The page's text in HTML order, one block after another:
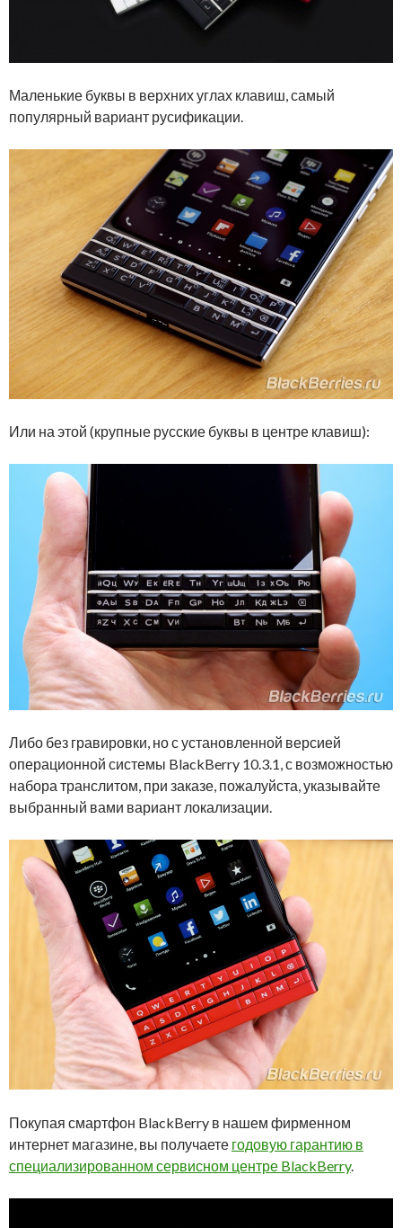
Маленькие буквы в верхних углах клавиш, самый
популярный вариант русификации.
Или на этой (крупные русские буквы в центре клавиш):
Либо без гравировки, но с установленной версией
операционной системы BlackBerry 10.3.1, с возможностью
набора транслитом, при заказе, пожалуйста, указывайте
выбранный вами вариант локализации.
Покупая смартфон BlackBerry в нашем фирменном
интернет магазине, вы получаете годовую гарантию в
специализированном сервисном центре BlackBerry.